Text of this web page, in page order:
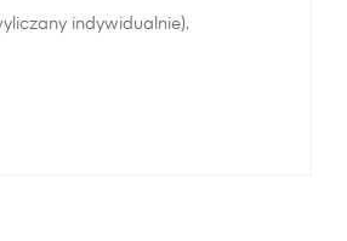
indywidualnie).